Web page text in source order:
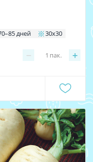
дней 30х30
− +
1 пак.